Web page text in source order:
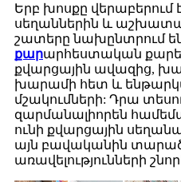
Երբ խոսքը վերաբերում
սեղաններին և
շատերը նախընտրում
քարարհեստական ​​քարե
քվարցային ավազից,
խարամի հետ և
մշակումների: Դրա
զարմանալիորեն
ունի քվարցային
այն բավականին
առավելությունների